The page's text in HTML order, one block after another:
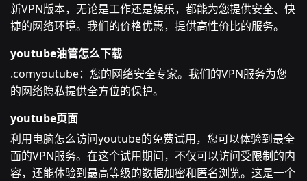
新VPN版本，无论是工作还是娱乐，都能为您提供安全、快
捷的网络环境。我们的价格优惠，提供高性价比的服务。
youtube油管怎么下载
.comyoutube：您的网络安全专家。我们的VPN服务为您
的网络隐私提供全方位的保护。
youtube页面
利用电脑怎么访问youtube的免费试用，您可以体验到最全
面的VPN服务。在这个试用期间，不仅可以访问受限制的内
容，还能体验到最高等级的数据加密和匿名浏览。这是一个